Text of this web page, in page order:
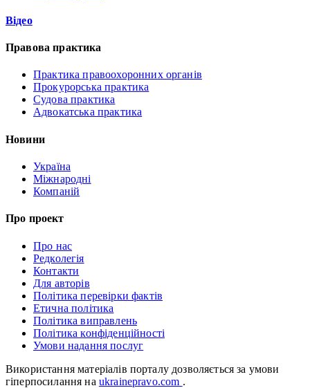
Відео
Правова практика
Практика правоохоронних органів
Прокурорська практика
Судова практика
Адвокатська практика
Новини
Україна
Міжнародні
Компаній
Про проект
Про нас
Редколегія
Контакти
Для авторів
Політика перевірки фактів
Етична політика
Політика виправлень
Політика конфіденційності
Умови надання послуг
Використання матеріалів порталу дозволяється за умови
гіперпосилання на ukrainepravo.com .